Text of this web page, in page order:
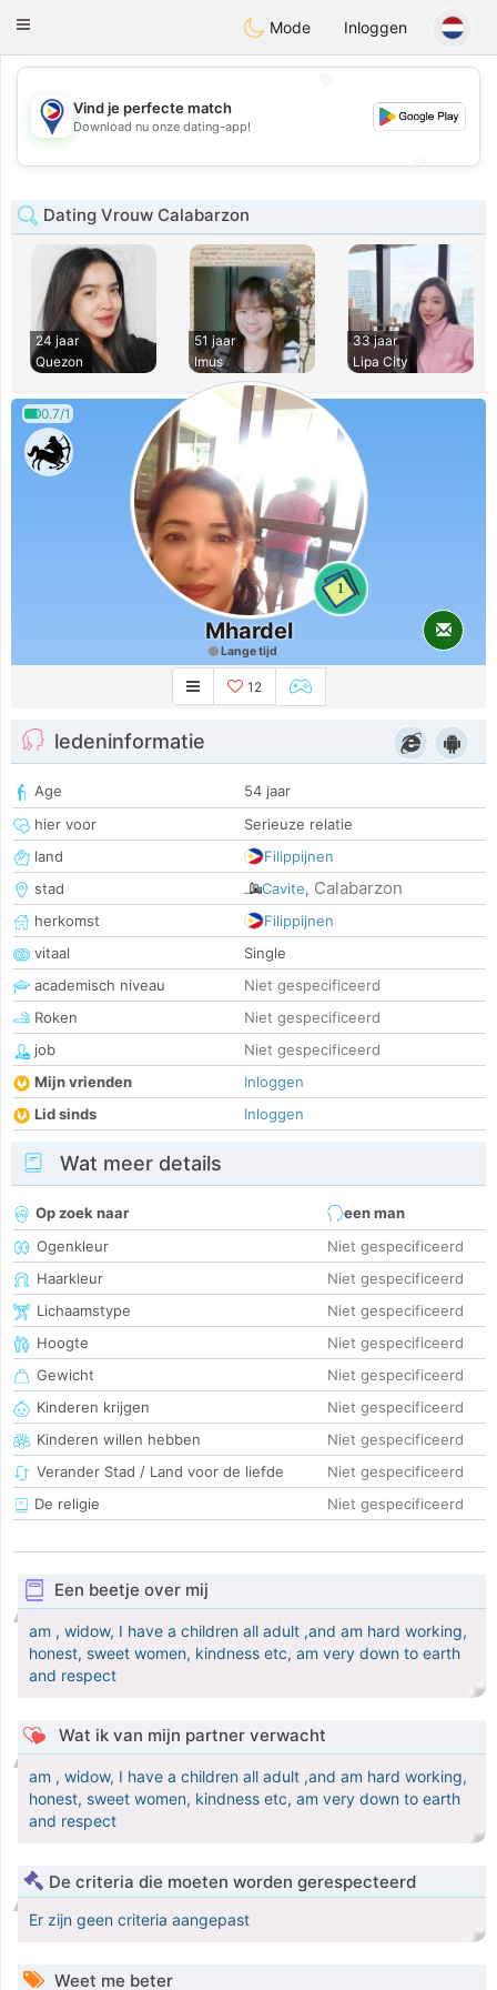
PhilippinesChat
Toggle
Mode Inloggen
💖
💕
Vind je perfecte match
Download nu onze dating-app!
Dating Vrouw Calabarzon
24 jaar
Quezon
51 jaar
Imus
33 jaar
Lipa City
0.7/1
1
Mhardel
Lange tijd
12
ledeninformatie
Age
54 jaar
hier voor
Serieuze relatie
land
Filippijnen
stad
Cavite, Calabarzon
herkomst
Filippijnen
vitaal
Single
academisch niveau
Niet gespecificeerd
Roken
Niet gespecificeerd
job
Niet gespecificeerd
Mijn vrienden
Inloggen
Lid sinds
Inloggen
Wat meer details
Op zoek naar
een man
Ogenkleur
Niet gespecificeerd
Haarkleur
Niet gespecificeerd
Lichaamstype
Niet gespecificeerd
Hoogte
Niet gespecificeerd
Gewicht
Niet gespecificeerd
Kinderen krijgen
Niet gespecificeerd
Kinderen willen hebben
Niet gespecificeerd
Verander Stad / Land voor de liefde
Niet gespecificeerd
De religie
Niet gespecificeerd
Een beetje over mij
am , widow, I have a children all adult ,and am hard working,
honest, sweet women, kindness etc, am very down to earth
and respect
Wat ik van mijn partner verwacht
am , widow, I have a children all adult ,and am hard working,
honest, sweet women, kindness etc, am very down to earth
and respect
De criteria die moeten worden gerespecteerd
Er zijn geen criteria aangepast
Weet me beter